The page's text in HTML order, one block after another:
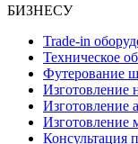
БИЗНЕСУ
Trade-in
Техническое
Футерование
Изготовление
Изготовление
Изготовление
Консультация